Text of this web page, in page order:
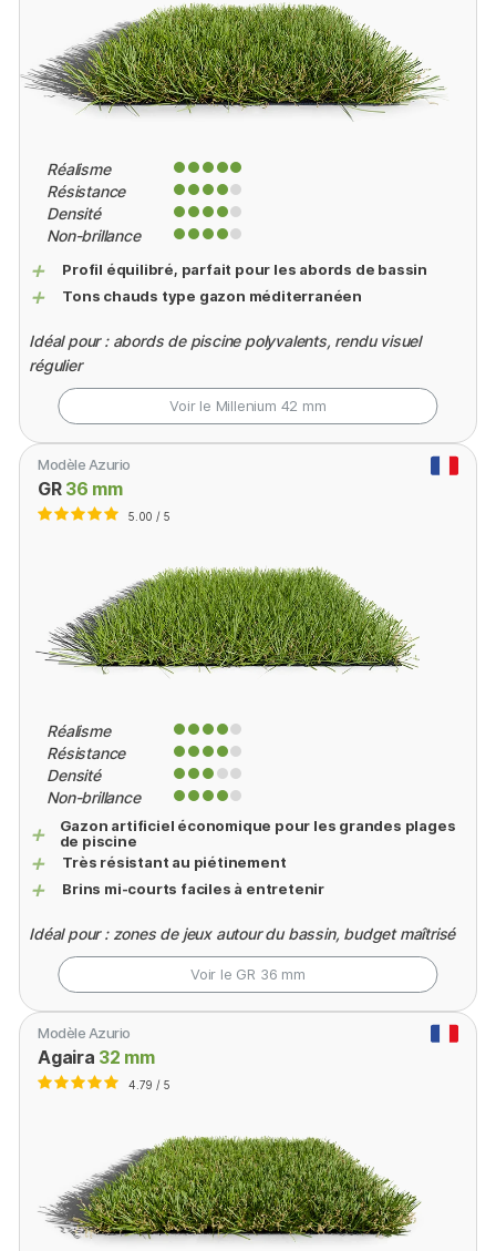
Réalisme
Résistance
Densité
Non-brillance
+ Profil équilibré, parfait pour les abords de bassin
+ Tons chauds type gazon méditerranéen
Idéal pour : abords de piscine polyvalents, rendu visuel
régulier
Voir le Millenium 42 mm
Modèle Azurio
GR 36 mm
5.00 / 5
Réalisme
Résistance
Densité
Non-brillance
+
Gazon artificiel économique pour les grandes plages
de piscine
+ Très résistant au piétinement
+ Brins mi-courts faciles à entretenir
Idéal pour : zones de jeux autour du bassin, budget maîtrisé
Voir le GR 36 mm
Modèle Azurio
Agaira 32 mm
4.79 / 5